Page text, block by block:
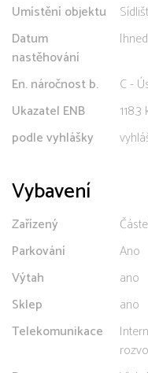
Umístění objektu
Datum
nastěhování
Ihned
En. náročnost b.
C -
Ukazatel ENB
podle vyhlášky
Vybavení
Zařízený
Parkování
Ano
Výtah
ano
Sklep
ano
Telekomunikace